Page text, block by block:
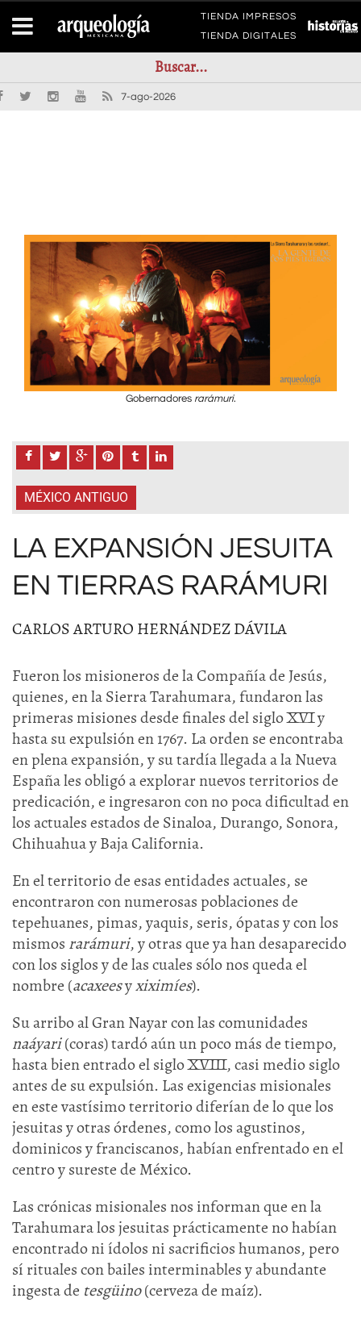
TIENDA IMPRESOS
TIENDA DIGITALES
7-ago-2026
Gobernadores rarámuri.
MÉXICO ANTIGUO
LA EXPANSIÓN JESUITA
EN TIERRAS RARÁMURI
CARLOS ARTURO HERNÁNDEZ DÁVILA
Fueron los misioneros de la Compañía de Jesús,
quienes, en la Sierra Tarahumara, fundaron las
primeras misiones desde finales del siglo XVI y
hasta su expulsión en 1767. La orden se encontraba
en plena expansión, y su tardía llegada a la Nueva
España les obligó a explorar nuevos territorios de
predicación, e ingresaron con no poca dificultad en
los actuales estados de Sinaloa, Durango, Sonora,
Chihuahua y Baja California.
En el territorio de esas entidades actuales, se
encontraron con numerosas poblaciones de
tepehuanes, pimas, yaquis, seris, ópatas y con los
mismos rarámuri, y otras que ya han desaparecido
con los siglos y de las cuales sólo nos queda el
nombre (acaxeesyxiximíes).
Su arribo al Gran Nayar con las comunidades
naáyari(coras) tardó aún un poco más de tiempo,
hasta bien entrado el siglo XVIII, casi medio siglo
antes de su expulsión. Las exigencias misionales
en este vastísimo territorio diferían de lo que los
jesuitas y otras órdenes, como los agustinos,
dominicos y franciscanos, habían enfrentado en el
centro y sureste de México.
Las crónicas misionales nos informan que en la
Tarahumara los jesuitas prácticamente no habían
encontrado ni ídolos ni sacrificios humanos, pero
sí rituales con bailes interminables y abundante
ingesta de tesgüino(cerveza de maíz).